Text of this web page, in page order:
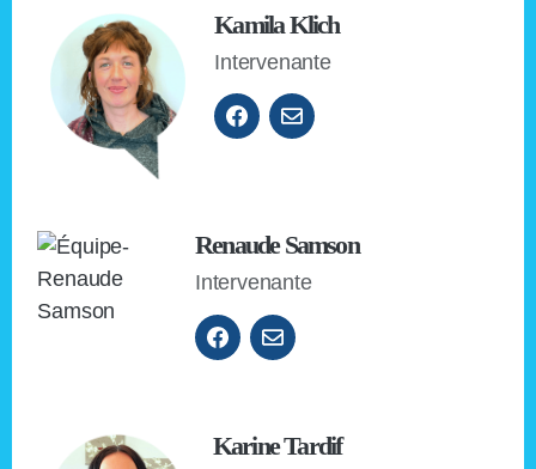
Kamila Klich
Intervenante
Renaude Samson
Intervenante
Karine Tardif